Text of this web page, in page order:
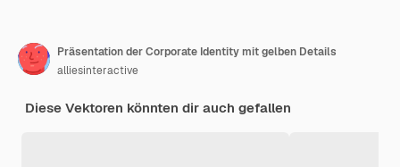
Präsentation der Corporate Identity mit gelben Details
alliesinteractive
Diese Vektoren könnten dir auch gefallen